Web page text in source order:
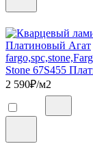
Stone 67S455
2 590₽/м2